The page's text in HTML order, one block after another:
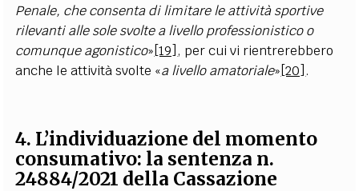
Penale, che consenta di limitare le attività sportive
rilevanti alle sole svolte a livello professionistico o
comunque agonistico»[19] , per cui vi rientrerebbero
anche le attività svolte «a livello amatoriale»[20] .
4. L’individuazione del momento
consumativo: la sentenza n.
24884/2021 della Cassazione